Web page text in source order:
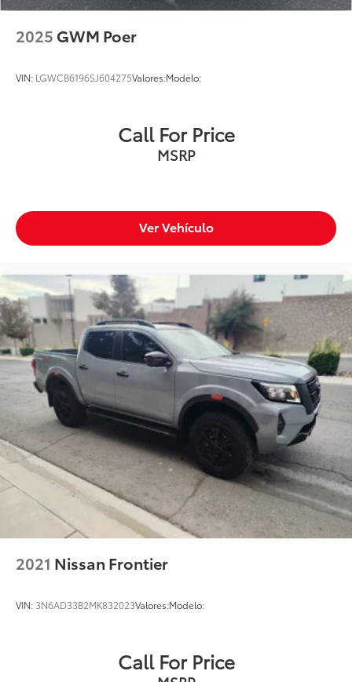
2025 GWM Poer
VIN: LGWCB6196SJ604275Valores:Modelo:
Call For Price
MSRP
Ver Vehículo
2021 Nissan Frontier
VIN: 3N6AD33B2MK832023Valores:Modelo:
Call For Price